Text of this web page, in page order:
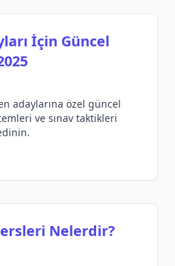
İçin Güncel
adaylarına özel güncel
ve sınav taktikleri
Nelerdir?